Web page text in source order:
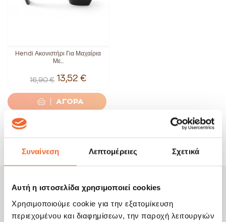
Συναίνεση Λεπτομέρειες Σχετικά
Αυτή η ιστοσελίδα χρησιμοποιεί cookies
Χρησιμοποιούμε cookie για την εξατομίκευση
περιεχομένου και διαφημίσεων, την παροχή λειτουργιών
Hendi Ακονιστήρι Για Μαχαίρια
Με...
16,90 € 13,52 €
ΑΓΟΡΑ
NEWSLETTER
Κάνε την εγγραφή σου!